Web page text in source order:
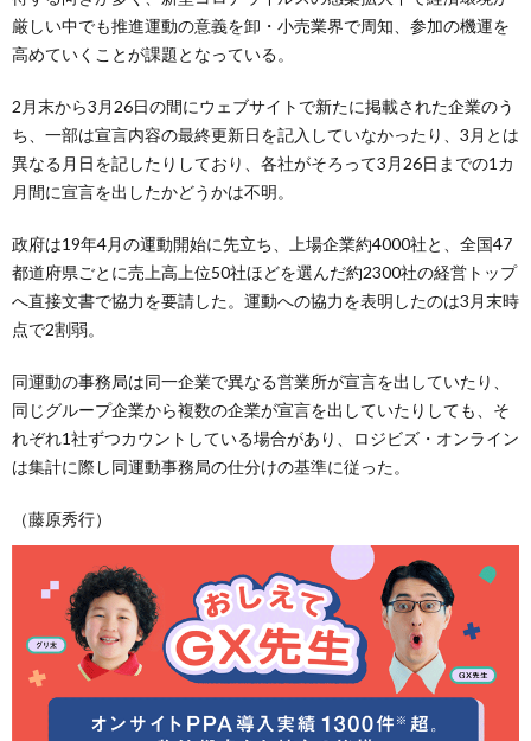
厳しい中でも推進運動の意義を卸・小売業界で周知、参加の機運を
高めていくことが課題となっている。
2月末から3月26日の間にウェブサイトで新たに掲載された企業のう
ち、一部は宣言内容の最終更新日を記入していなかったり、3月とは
異なる月日を記したりしており、各社がそろって3月26日までの1カ
月間に宣言を出したかどうかは不明。
政府は19年4月の運動開始に先立ち、上場企業約4000社と、全国47
都道府県ごとに売上高上位50社ほどを選んだ約2300社の経営トップ
へ直接文書で協力を要請した。運動への協力を表明したのは3月末時
点で2割弱。
同運動の事務局は同一企業で異なる営業所が宣言を出していたり、
同じグループ企業から複数の企業が宣言を出していたりしても、そ
れぞれ1社ずつカウントしている場合があり、ロジビズ・オンライン
は集計に際し同運動事務局の仕分けの基準に従った。
（藤原秀行）